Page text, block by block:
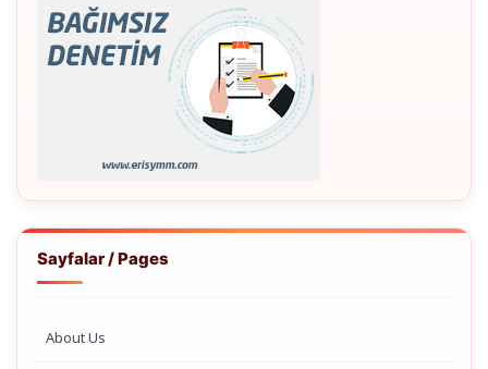
Sayfalar / Pages
About Us